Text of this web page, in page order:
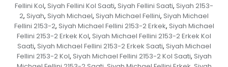
Fellini Kol, Siyah Fellini Kol Saati, Siyah Fellini Saati, Siyah 2153-
2, Siyah, Siyah Michael, Siyah Michael Fellini, Siyah Michael
Fellini 2153-2, Siyah Michael Fellini 2153-2 Erkek, Siyah Michael
Fellini 2153-2 Erkek Kol, Siyah Michael Fellini 2153-2 Erkek Kol
Saati, Siyah Michael Fellini 2153-2 Erkek Saati, Siyah Michael
Fellini 2153-2 Kol, Siyah Michael Fellini 2153-2 Kol Saati, Siyah